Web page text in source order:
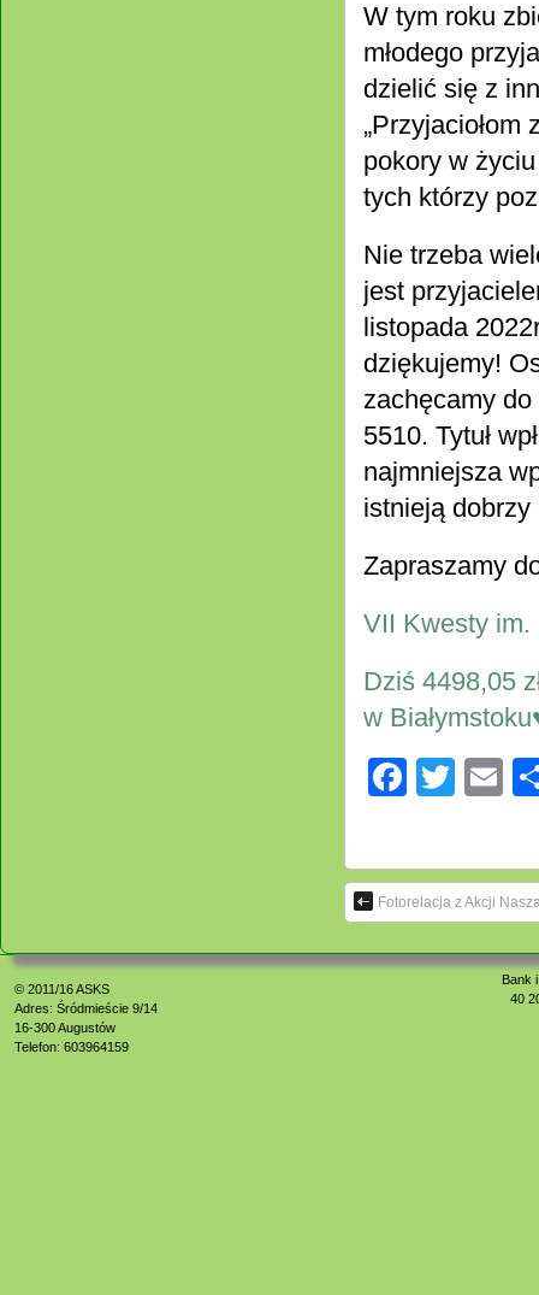
W tym roku
młodego
dzielić się z
„Przyjaciołom
pokory w
tych którzy
Nie trzeba
jest
listopada
dziękujemy!
zachęcamy do
5510. Tytuł
najmniejsza
istnieją dobrzy
Zapraszamy
VII Kwesty im.
Dziś 4498,05
w
Fotorelacja z Akcji
© 2011/16ASKS
Adres: Śródmieście 9/14
16-300 Augustów
Telefon: 603964159
Bank
40